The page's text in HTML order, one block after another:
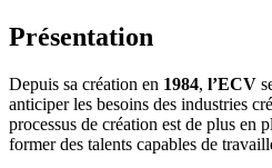
Présentation
Depuis sa création en 1984, l’ECV
anticiper les besoins des industries
processus de création est de plus en
former des talents capables de